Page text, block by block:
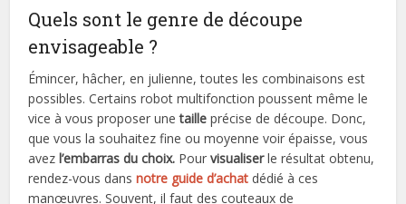
Quels sont le genre de découpe
envisageable ?
Émincer, hâcher, en julienne, toutes les combinaisons est
possibles. Certains robot multifonction poussent même le
vice à vous proposer unetaille précise de découpe. Donc,
que vous la souhaitez fine ou moyenne voir épaisse, vous
avez l’embarras du choix. Pourvisualiserle résultat obtenu,
rendez-vous dansnotre guide d’achat dédié à ces
manœuvres. Souvent, il faut des couteaux de